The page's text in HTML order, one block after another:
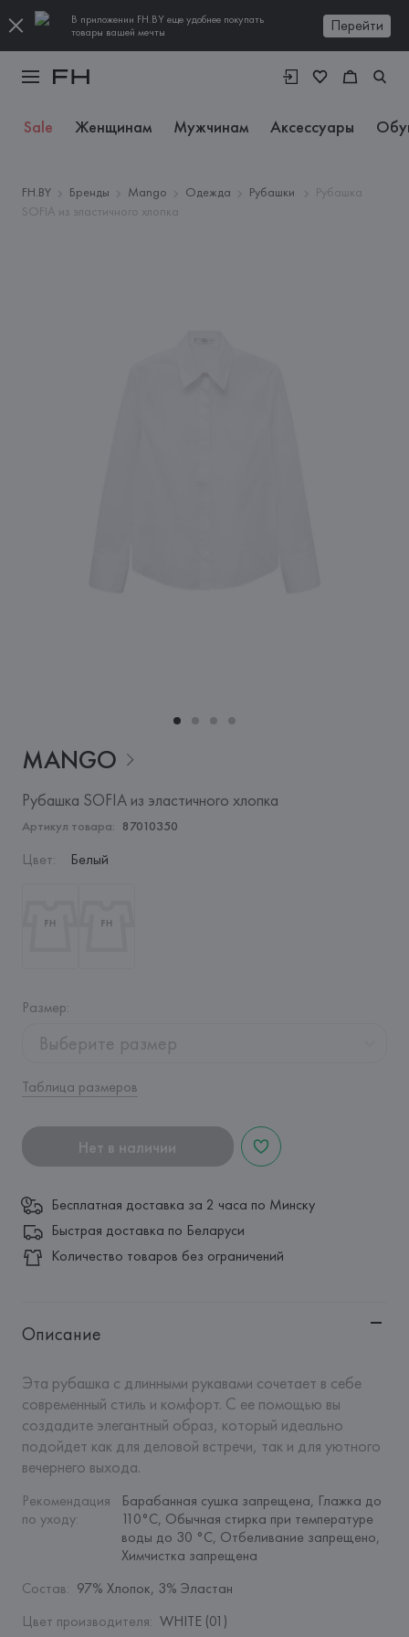
В приложении FH.BY еще удобнее покупать
товары вашей мечты
Перейти
Sale Женщинам Мужчинам Аксессуары
FH.BY Бренды Mango Одежда Рубашки
Рубашка
SOFIA из эластичного хлопка
MANGO
Рубашка SOFIA из эластичного хлопка
Артикул товара: 87010350
Цвет: Белый
Размер:
Выберите размер
Таблица размеров
Нет в наличии
Бесплатная доставка за 2 часа по Минску
Быстрая доставка по Беларуси
Количество товаров без ограничений
Описание
Эта рубашка с длинными рукавами сочетает в себе
современный стиль и комфорт. С ее помощью вы
создадите элегантный образ, который идеально
подойдет как для деловой встречи, так и для уютного
вечернего выхода.
Рекомендация
по уходу:
Барабанная сушка запрещена, Глажка до
110°C, Обычная стирка при температуре
воды до 30 °C, Отбеливание запрещено,
Химчистка запрещена
Состав: 97% Хлопок, 3% Эластан
Цвет производителя: WHITE (01)